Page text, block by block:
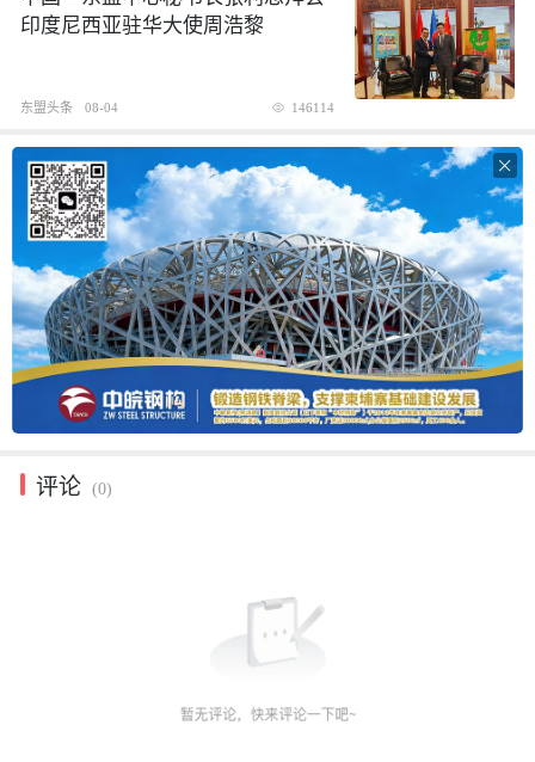
印度尼西亚驻华大使周浩黎
东盟头条 08-04 146114

评论 (0)